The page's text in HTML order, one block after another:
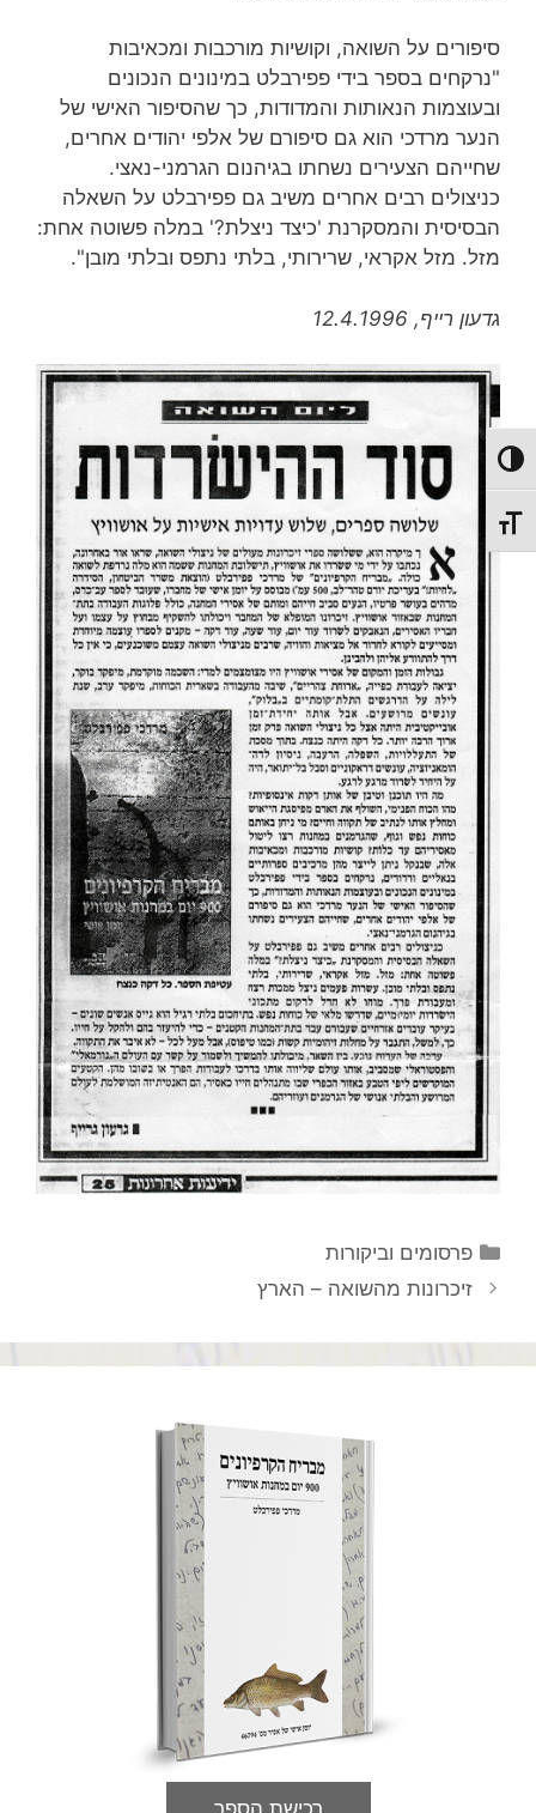
מתג ניגודיות גבוהה
מתג גודל גופן
סיפורים על השואה, וקושיות מורכבות ומכאיבות
"נרקחים בספר בידי פפירבלט במינונים הנכונים
ובעוצמות הנאותות והמדודות, כך שהסיפור האישי של
הנער מרדכי הוא גם סיפורם של אלפי יהודים אחרים,
שחייהם הצעירים נשחתו בגיהנום הגרמני-נאצי.
כניצולים רבים אחרים משיב גם פפירבלט על השאלה
הבסיסית והמסקרנת 'כיצד ניצלת?' במלה פשוטה אחת:
מזל. מזל אקראי, שרירותי, בלתי נתפס ובלתי מובן".
גדעון רייף, 12.4.1996
קטגוריות
פרסומים וביקורות
ניווטזיכרונות מהשואה – הארץ